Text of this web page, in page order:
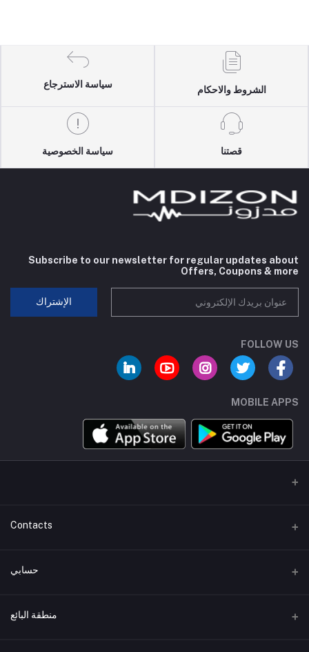
الشروط والاحكام
سياسة الاسترجاع
قصتنا سياسة الخصوصية
Subscribe to our newsletter for regular updates about
Offers, Coupons & more
الإشتراك
FOLLOW US
MOBILE APPS
Contacts
عنوان
+01007744462
حسابي
تسجيل الدخول منطقة البائع